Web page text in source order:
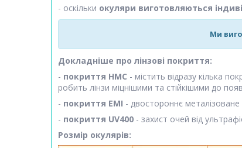
- оскільки окуляри виготовляються
Ми
Докладніше про лінзові покриття:
- покриття HMC - містить відразу кілька
робить лінзи міцнішими та стійкішими до
- покриття EMI - двостороннє металізоване
- покриття UV400 - захист очей від
Розмір окулярів: